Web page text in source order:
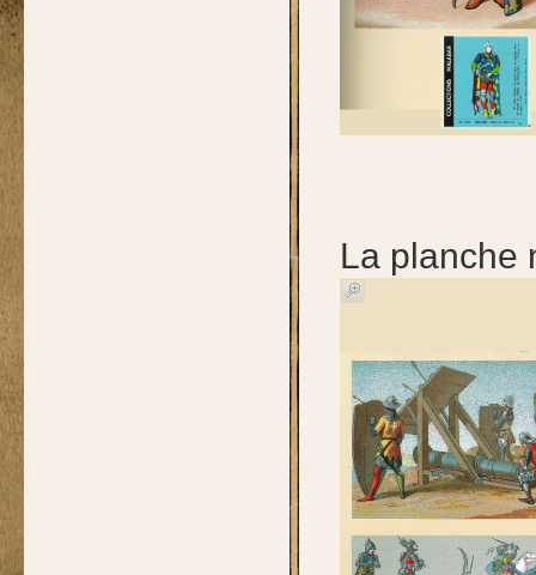
La planche